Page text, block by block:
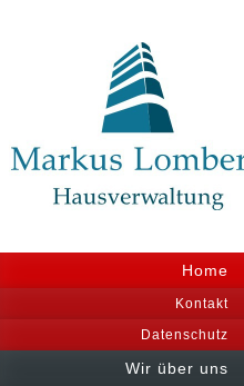
Home
Kontakt
Datenschutz
Wir über uns